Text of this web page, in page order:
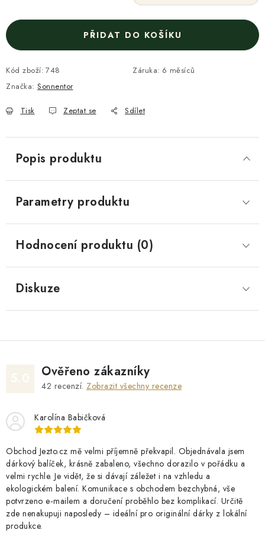
PŘIDAT DO KOŠÍKU
Kód zboží: 748 Záruka: 6 měsíců
Značka: Sonnentor
Tisk Zeptat se Sdílet
Popis produktu
Parametry produktu
Hodnocení produktu (0)
Diskuze
Ověřeno zákazníky
42 recenzí. Zobrazit všechny recenze
Karolína Babičková
Obchod Jezto.cz mě velmi příjemně překvapil. Objednávala jsem
dárkový balíček, krásně zabaleno, všechno dorazilo v pořádku a
velmi rychle. Je vidět, že si dávají záležet i na vzhledu a
ekologickém balení. Komunikace s obchodem bezchybná, vše
potvrzeno e‑mailem a doručení proběhlo bez komplikací. Určitě
zde nenakupuji naposledy – ideální pro originální dárky z lokální
produkce.